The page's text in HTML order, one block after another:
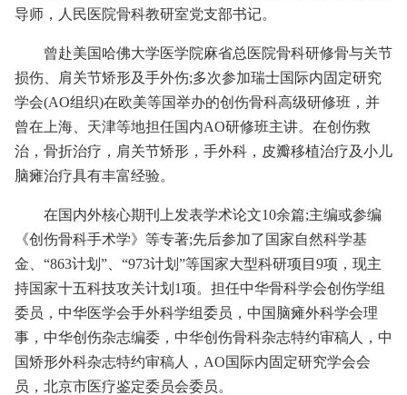
导师，人民医院骨科教研室党支部书记。
曾赴美国哈佛大学医学院麻省总医院骨科研修骨与关节
损伤、肩关节矫形及手外伤;多次参加瑞士国际内固定研究
学会(AO组织)在欧美等国举办的创伤骨科高级研修班，并
曾在上海、天津等地担任国内AO研修班主讲。在创伤救
治，骨折治疗，肩关节矫形，手外科，皮瓣移植治疗及小儿
脑瘫治疗具有丰富经验。
在国内外核心期刊上发表学术论文10余篇;主编或参编
《创伤骨科手术学》等专著;先后参加了国家自然科学基
金、“863计划”、“973计划”等国家大型科研项目9项，现主
持国家十五科技攻关计划1项。担任中华骨科学会创伤学组
委员，中华医学会手外科学组委员，中国脑瘫外科学会理
事，中华创伤杂志编委，中华创伤骨科杂志特约审稿人，中
国矫形外科杂志特约审稿人，AO国际内固定研究学会会
员，北京市医疗鉴定委员会委员。